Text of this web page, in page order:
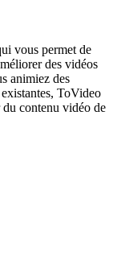
vous permet de
des vidéos
animiez des
ToVideo
contenu vidéo de